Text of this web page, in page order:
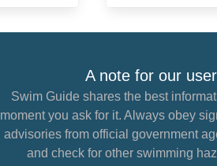
A note for our
Swim Guide shares the best
moment you ask for it. Always obey
advisories from official government
and check for other swimming